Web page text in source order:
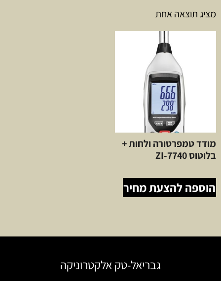
מציג תוצאה אחת
מודד טמפרטורה ולחות +
בלוטוס ZI-7740
הוספה להצעת מחיר
גבריאל-טק אלקטרוניקה